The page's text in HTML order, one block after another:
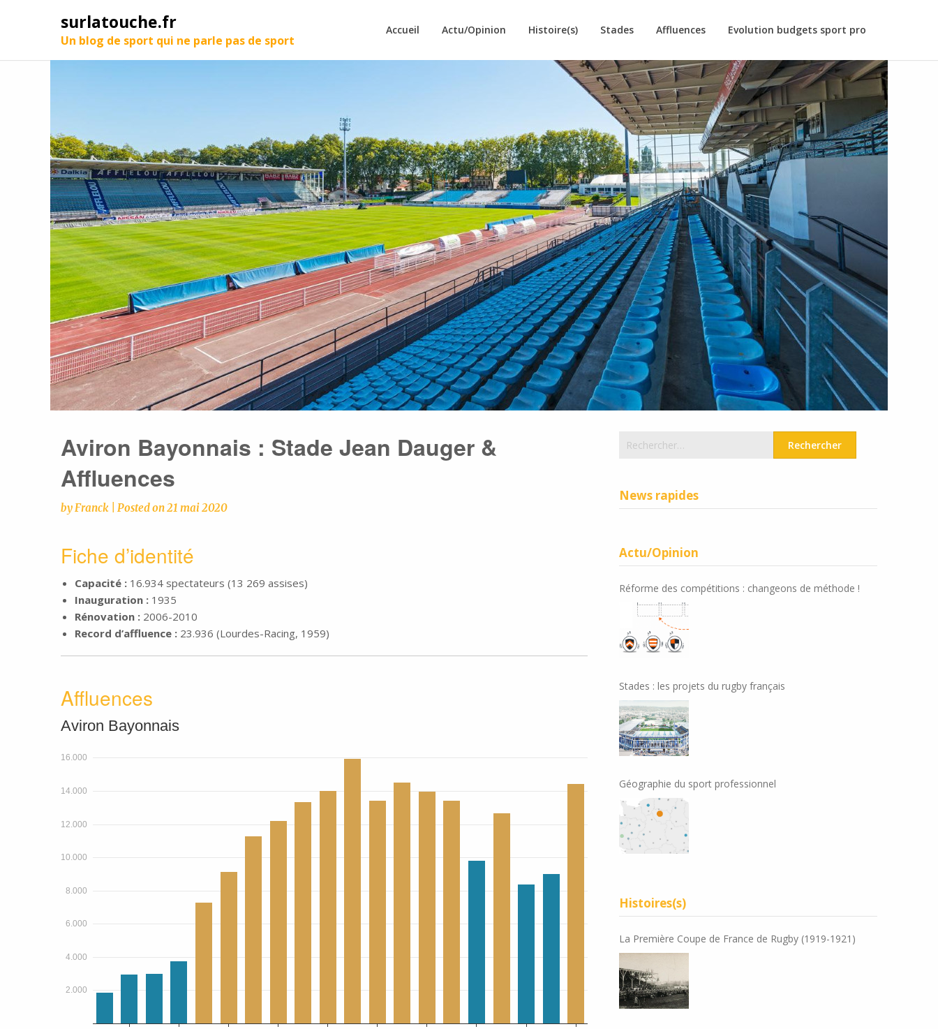
surlatouche.fr
Un blog de sport qui ne parle pas de sport
Accueil Actu/Opinion Histoire(s) Stades Affluences Evolution budgets sport pro
Aviron Bayonnais : Stade Jean Dauger &
Affluences
byFranck Posted on21 mai 2020
Fiche d’identité
Capacité : 16.934 spectateurs (13 269 assises)
Inauguration : 1935
Rénovation : 2006-2010
Record d’affluence : 23.936 (Lourdes-Racing, 1959)
Affluences
Rechercher :
News rapides
Actu/Opinion
Réforme des compétitions : changeons de méthode !
Stades : les projets du rugby français
Géographie du sport professionnel
Histoires(s)
La Première Coupe de France de Rugby (1919-1921)